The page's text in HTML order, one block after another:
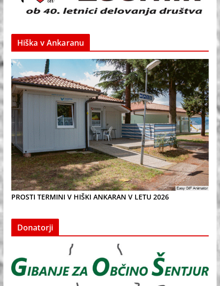
Hiška v Ankaranu
PROSTI TERMINI V HIŠKI ANKARAN V LETU 2026
Donatorji